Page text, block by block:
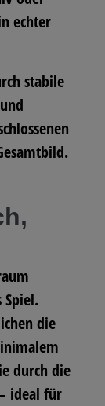
echter
stabile
Spiel.
die
durch die
ideal für